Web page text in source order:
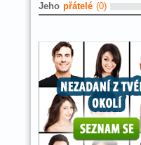
Jeho přátelé (0)